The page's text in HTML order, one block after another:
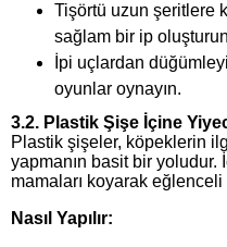
Tişörtü uzun şeritlere
sağlam bir ip
İpi uçlardan
oyunlar oynayın.
3.2. Plastik Şişe İçine
Plastik şişeler, köpeklerin
yapmanın basit bir
mamaları koyarak
Nasıl Yapılır: